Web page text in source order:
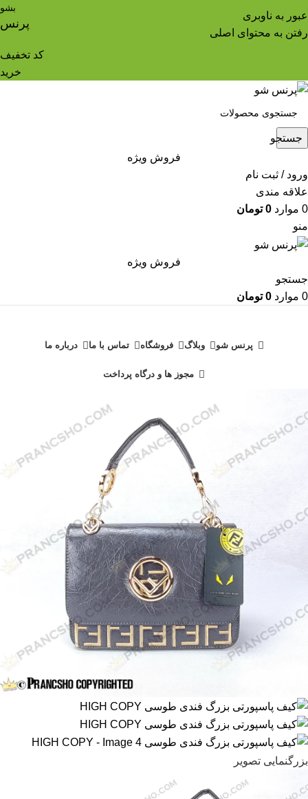
عبور به ناوبری
رفتن به محتوای اصلی
بشو
پرنس
کد تخفیف
خرید
جستجو
فروش ویژه
ورود / ثبت نام
علاقه مندی
0 موارد 0 تومان
منو
فروش ویژه
جستجو
0 موارد 0 تومان
پرنس شو وبلاگ فروشگاه تماس با ما درباره ما
مجوز ها و درگاه پرداخت
بزرگنمایی تصویر